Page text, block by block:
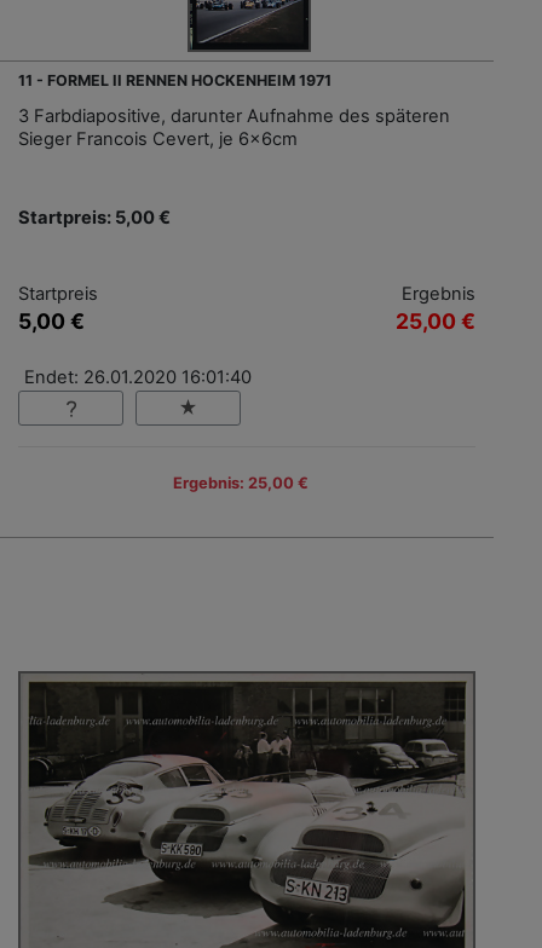
11 - FORMEL II RENNEN HOCKENHEIM 1971
3 Farbdiapositive, darunter Aufnahme des späteren
Sieger Francois Cevert, je 6x6cm
Startpreis: 5,00 €
Startpreis
5,00 €
Ergebnis
25,00 €
Endet: 26.01.2020 16:01:40
Ergebnis: 25,00 €